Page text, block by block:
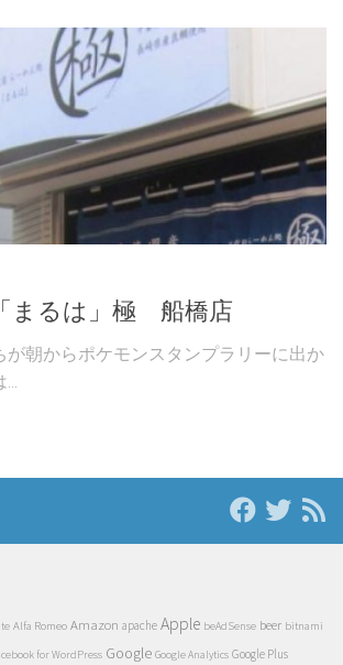
まるは」極 船橋店
が朝からポケモンスタンプラリーに出か
Alfa Romeo Amazon apache Apple beAdSense beer bitnami
for WordPress Google Google Analytics Google Plus